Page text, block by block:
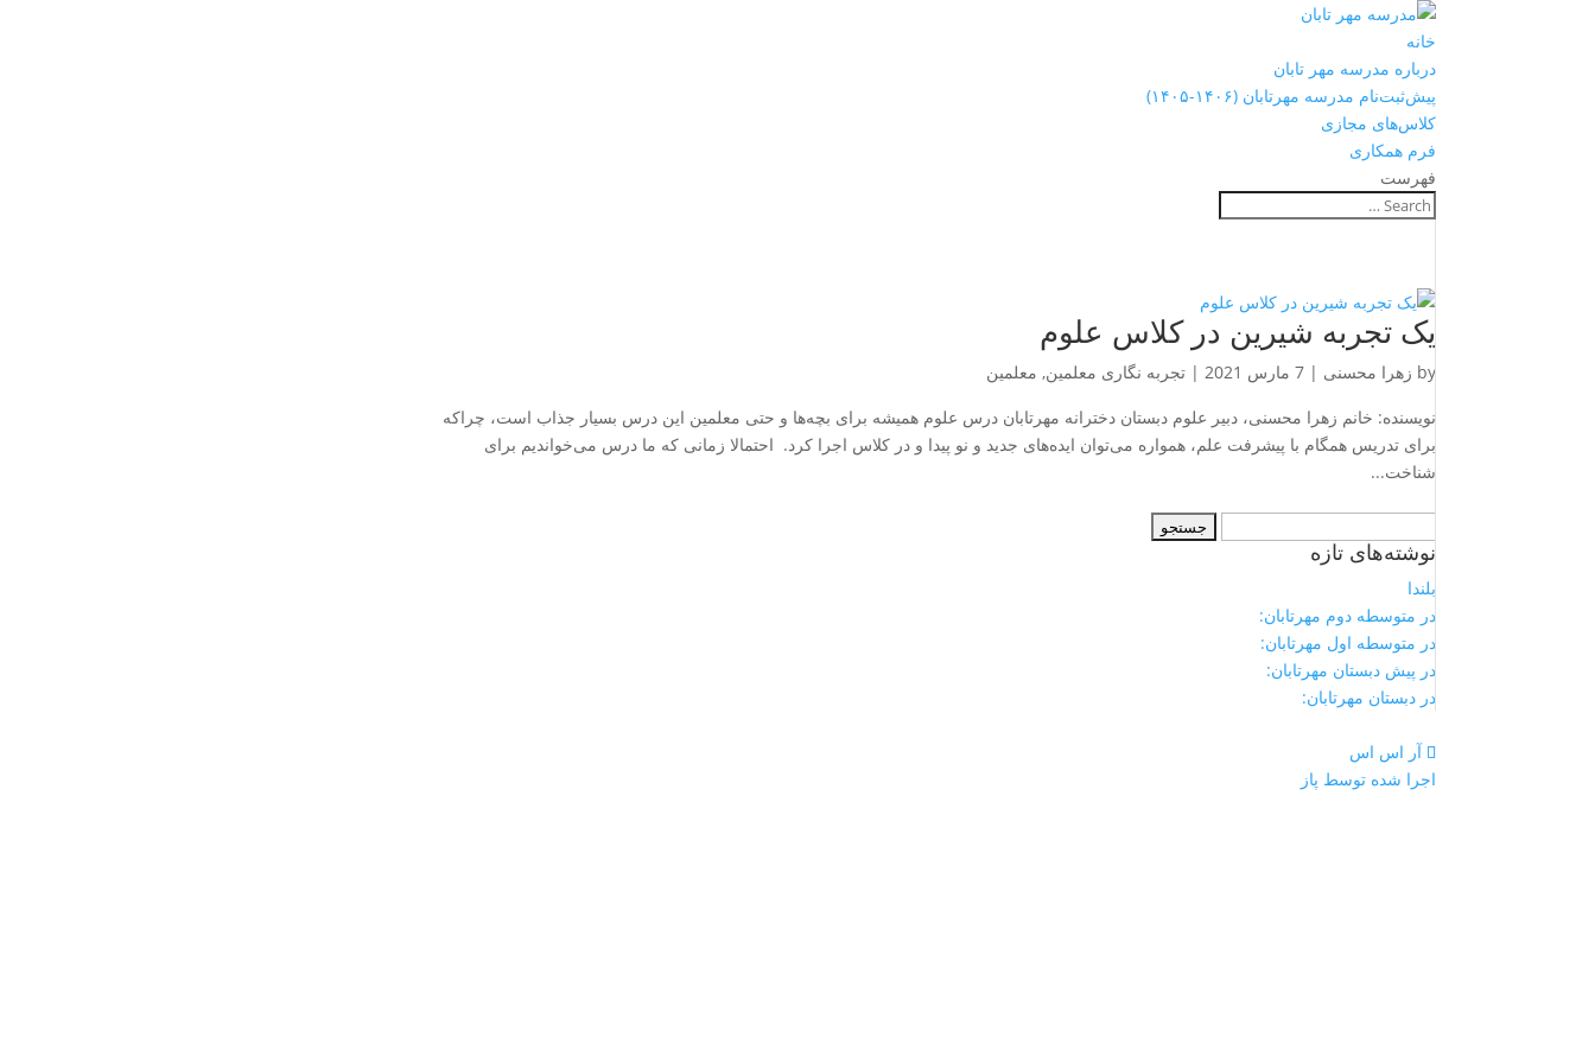
خانه
درباره مدرسه مهر تابان
پیش‌ثبت‌نام مدرسه مهرتابان (۱۴۰۶-۱۴۰۵)
کلاس‌های مجازی
فرم همکاری
فهرست
یک تجربه شیرین در کلاس علوم
by زهرا محسنی |7 مارس 2021 |تجربه نگاری معلمین, معلمین
نویسنده: خانم زهرا محسنی، دبیر علوم دبستان دخترانه مهرتابان درس علوم همیشه برای بچه‌ها و حتی معلمین این درس بسیار جذاب است، چراکه
برای تدریس همگام با پیشرفت علم، همواره می‌توان ایده‌های جدید و نو پیدا و در کلاس اجرا کرد. احتمالا زمانی که ما درس می‌خواندیم برای
شناخت...
برای:
نوشته‌های تازه
بلندا
در متوسطه دوم مهرتابان:
در متوسطه اول مهرتابان:
در پیش دبستان مهرتابان:
در دبستان مهرتابان:
آر اس اس
اجرا شده توسط پاز